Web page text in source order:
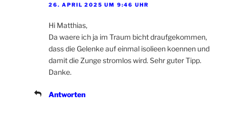
26. APRIL 2025 UM 9:46 UHR
Hi Matthias,
Da waere ich ja im Traum bicht draufgekommen,
dass die Gelenke auf einmal isolieen koennen und
damit die Zunge stromlos wird. Sehr guter Tipp.
Danke.
Antworten